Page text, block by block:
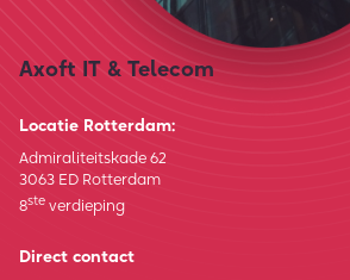
Axoft IT & Telecom
Locatie Rotterdam:
Admiraliteitskade 62
3063 ED Rotterdam
8ste verdieping
Direct contact